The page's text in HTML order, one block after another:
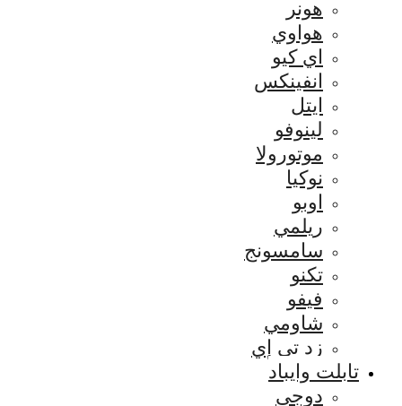
هونر
هواوي
اي كيو
انفينكس
ايتل
لينوفو
موتورولا
نوكيا
اوبو
ريلمي
سامسونج
تكنو
فيفو
شاومي
زد تي إي
تابلت وايباد
دوجى